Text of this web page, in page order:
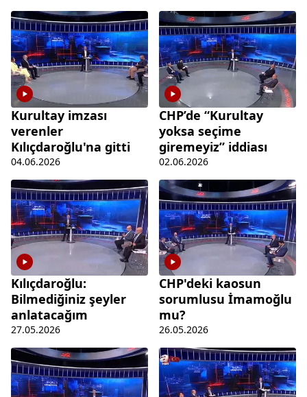
Kurultay imzası
verenler
Kılıçdaroğlu'na gitti
04.06.2026
CHP’de “Kurultay
yoksa seçime
giremeyiz” iddiası
02.06.2026
Kılıçdaroğlu:
Bilmediğiniz şeyler
anlatacağım
27.05.2026
CHP'deki kaosun
sorumlusu İmamoğlu
mu?
26.05.2026